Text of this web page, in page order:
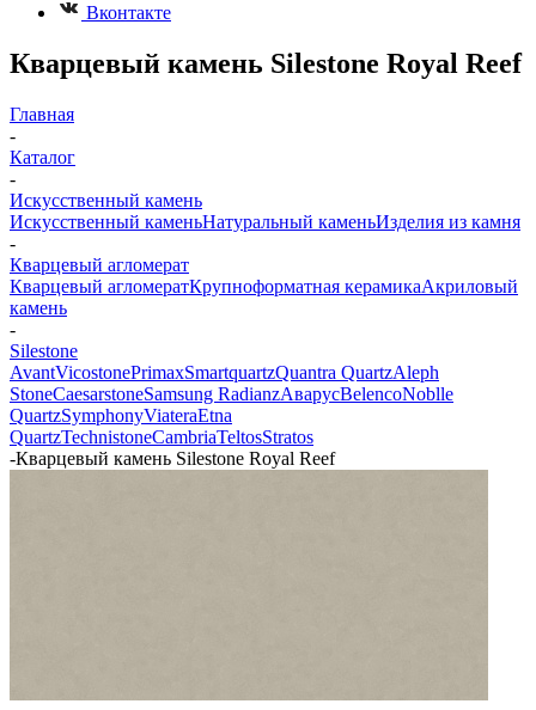
Вконтакте
Кварцевый камень Silestone Royal Reef
Главная
-
Каталог
-
Искусственный камень
Искусственный каменьНатуральный каменьИзделия из камня
-
Кварцевый агломерат
Кварцевый агломератКрупноформатная керамикаАкриловый
камень
-
Silestone
AvantVicostonePrimaxSmartquartzQuantra QuartzAleph
StoneCaesarstoneSamsung RadianzАварусBelencoNoblle
QuartzSymphonyViateraEtna
QuartzTechnistoneCambriaTeltosStratos
-Кварцевый камень Silestone Royal Reef